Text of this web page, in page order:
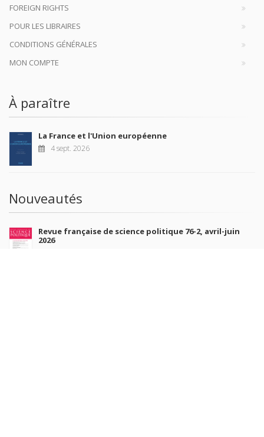
FOREIGN RIGHTS
POUR LES LIBRAIRES
CONDITIONS GÉNÉRALES
MON COMPTE
À paraître
La France et l'Union européenne
4 sept. 2026
Nouveautés
Revue française de science politique 76-2, avril-juin
2026